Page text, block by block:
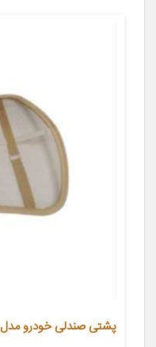
پشتی صندلی خودرو مدل B2